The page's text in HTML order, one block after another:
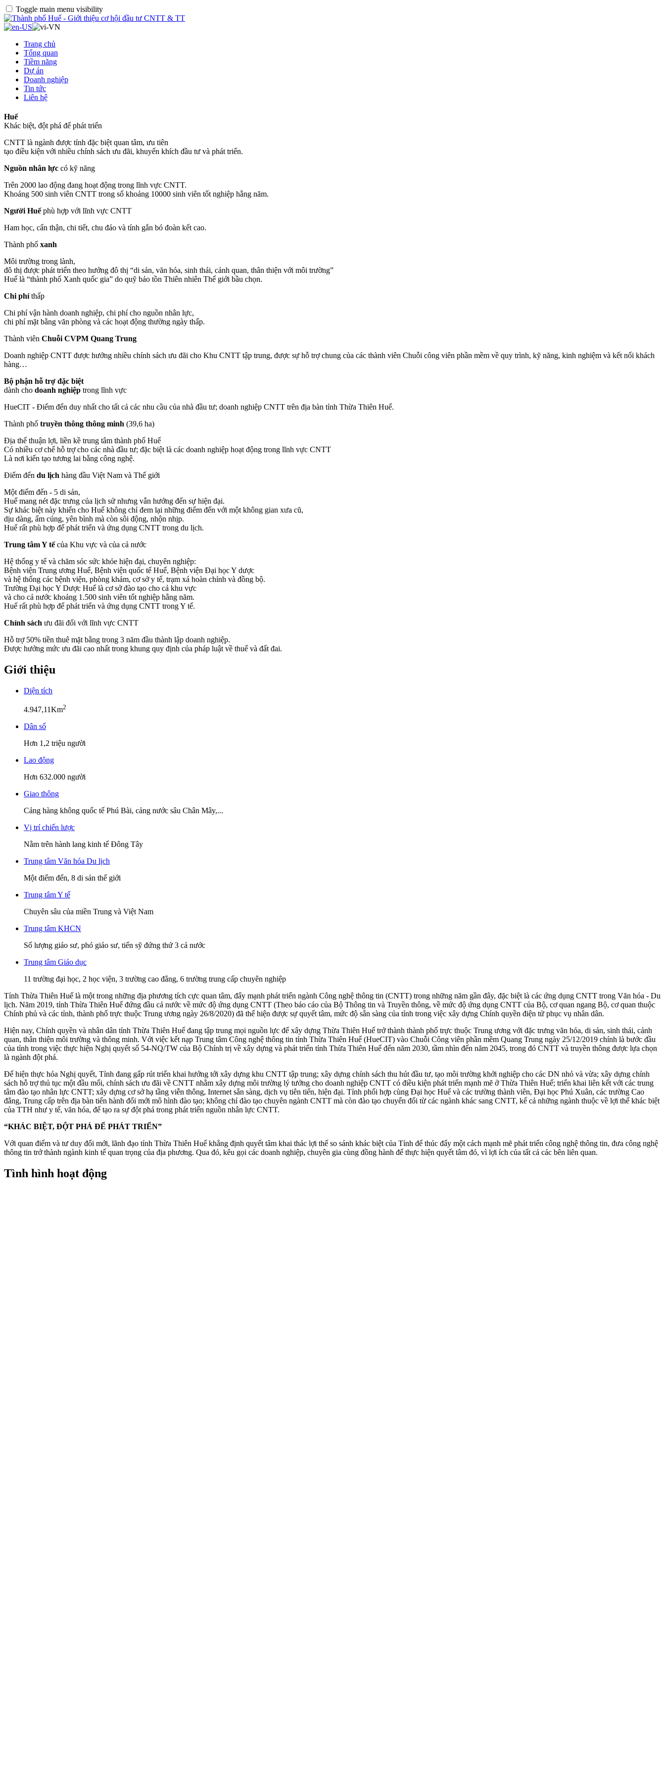
Toggle main menu visibility
Trang chủ
Tổng quan
Tiềm năng
Dự án
Doanh nghiệp
Tin tức
Liên hệ
Huế
Khác biệt, đột phá để phát triển
CNTT là ngành được tỉnh đặc biệt quan tâm, ưu tiên
tạo điều kiện với nhiều chính sách ưu đãi, khuyến khích đầu tư và phát triển.
Nguồn nhân lực có kỹ năng
Trên 2000 lao động đang hoạt động trong lĩnh vực CNTT.
Khoảng 500 sinh viên CNTT trong số khoảng 10000 sinh viên tốt nghiệp hằng năm.
Người Huếphù hợp với lĩnh vực CNTT
Ham học, cẩn thận, chi tiết, chu đáo và tính gắn bó đoàn kết cao.
Thành phố xanh
Môi trường trong lành,
đô thị được phát triển theo hướng đô thị “di sản, văn hóa, sinh thái, cảnh quan, thân thiện với môi trường”
Huế là “thành phố Xanh quốc gia” do quỹ bảo tồn Thiên nhiên Thế giới bầu chọn.
Chi phíthấp
Chi phí vận hành doanh nghiệp, chi phí cho nguồn nhân lực,
chi phí mặt bằng văn phòng và các hoạt động thường ngày thấp.
Thành viên Chuỗi CVPM Quang Trung
Doanh nghiệp CNTT được hưởng nhiều chính sách ưu đãi cho Khu CNTT tập trung, được sự hỗ trợ chung của các thành viên Chuỗi công viên phần mềm về quy trình, kỹ năng, kinh nghiệm và kết nối khách
hàng…
Bộ phận hỗ trợ đặc biệt
dành cho doanh nghiệp trong lĩnh vực
HueCIT - Điểm đến duy nhất cho tất cả các nhu cầu của nhà đầu tư; doanh nghiệp CNTT trên địa bàn tỉnh Thừa Thiên Huế.
Thành phố truyền thông thông minh (39,6 ha)
Địa thế thuận lợi, liền kề trung tâm thành phố Huế
Có nhiều cơ chế hỗ trợ cho các nhà đầu tư; đặc biệt là các doanh nghiệp hoạt động trong lĩnh vực CNTT
Là nơi kiến tạo tương lai bằng công nghệ.
Điểm đến du lịch hàng đầu Việt Nam và Thế giới
Một điểm đến - 5 di sản,
Huế mang nét đặc trưng của lịch sử nhưng vẫn hướng đến sự hiện đại.
Sự khác biệt này khiến cho Huế không chỉ đem lại những điểm đến với một không gian xưa cũ,
dịu dàng, ấm cúng, yên bình mà còn sôi động, nhộn nhịp.
Huế rất phù hợp để phát triển và ứng dụng CNTT trong du lịch.
Trung tâm Y tếcủa Khu vực và của cả nước
Hệ thống y tế và chăm sóc sức khỏe hiện đại, chuyên nghiệp:
Bệnh viện Trung ương Huế, Bệnh viện quốc tế Huế, Bệnh viện Đại học Y dược
và hệ thống các bệnh viện, phòng khám, cơ sở y tế, trạm xá hoàn chỉnh và đồng bộ.
Trường Đại học Y Dược Huế là cơ sở đào tạo cho cả khu vực
và cho cả nước khoảng 1.500 sinh viên tốt nghiệp hằng năm.
Huế rất phù hợp để phát triển và ứng dụng CNTT trong Y tế.
Chính sách ưu đãi đối với lĩnh vực CNTT
Hỗ trợ 50% tiền thuê mặt bằng trong 3 năm đầu thành lập doanh nghiệp.
Được hưởng mức ưu đãi cao nhất trong khung quy định của pháp luật về thuế và đất đai.
Giới thiệu
Diện tích
4.947,11Km2
Dân số
Hơn 1,2 triệu người
Lao động
Hơn 632.000 người
Giao thông
Cảng hàng không quốc tế Phú Bài, cảng nước sâu Chân Mây,...
Vị trí chiến lược
Nằm trên hành lang kinh tế Đông Tây
Trung tâm Văn hóa Du lịch
Một điểm đến, 8 di sản thế giới
Trung tâm Y tế
Chuyên sâu của miền Trung và Việt Nam
Trung tâm KHCN
Số lượng giáo sư, phó giáo sư, tiến sỹ đứng thứ 3 cả nước
Trung tâm Giáo dục
11 trường đại học, 2 học viện, 3 trường cao đẳng, 6 trường trung cấp chuyên nghiệp
Tỉnh Thừa Thiên Huế là một trong những địa phương tích cực quan tâm, đẩy mạnh phát triển ngành Công nghệ thông tin (CNTT) trong những năm gần đây, đặc biệt là các ứng dụng CNTT trong Văn hóa - Du
lịch. Năm 2019, tỉnh Thừa Thiên Huế đứng đầu cả nước về mức độ ứng dụng CNTT (Theo báo cáo của Bộ Thông tin và Truyền thông, về mức độ ứng dụng CNTT của Bộ, cơ quan ngang Bộ, cơ quan thuộc
Chính phủ và các tỉnh, thành phố trực thuộc Trung ương ngày 26/8/2020) đã thể hiện được sự quyết tâm, mức độ sẵn sàng của tỉnh trong việc xây dựng Chính quyền điện tử phục vụ nhân dân.
Hiện nay, Chính quyền và nhân dân tỉnh Thừa Thiên Huế đang tập trung mọi nguồn lực để xây dựng Thừa Thiên Huế trở thành thành phố trực thuộc Trung ương với đặc trưng văn hóa, di sản, sinh thái, cảnh
quan, thân thiện môi trường và thông minh. Với việc kết nạp Trung tâm Công nghệ thông tin tỉnh Thừa Thiên Huế (HueCIT) vào Chuỗi Công viên phần mềm Quang Trung ngày 25/12/2019 chính là bước đầu
của tỉnh trong việc thực hiện Nghị quyết số 54-NQ/TW của Bộ Chính trị về xây dựng và phát triển tỉnh Thừa Thiên Huế đến năm 2030, tầm nhìn đến năm 2045, trong đó CNTT và truyền thông được lựa chọn
là ngành đột phá.
Để hiện thực hóa Nghị quyết, Tỉnh đang gấp rút triển khai hướng tới xây dựng khu CNTT tập trung; xây dựng chính sách thu hút đầu tư, tạo môi trường khởi nghiệp cho các DN nhỏ và vừa; xây dựng chính
sách hỗ trợ thủ tục một đầu mối, chính sách ưu đãi về CNTT nhằm xây dựng môi trường lý tưởng cho doanh nghiệp CNTT có điều kiện phát triển mạnh mẽ ở Thừa Thiên Huế; triển khai liên kết với các trung
tâm đào tạo nhân lực CNTT; xây dựng cơ sở hạ tầng viễn thông, Internet sẵn sàng, dịch vụ tiên tiến, hiện đại. Tỉnh phối hợp cùng Đại học Huế và các trường thành viên, Đại học Phú Xuân, các trường Cao
đẳng, Trung cấp trên địa bàn tiến hành đổi mới mô hình đào tạo; không chỉ đào tạo chuyên ngành CNTT mà còn đào tạo chuyển đổi từ các ngành khác sang CNTT, kể cả những ngành thuộc về lợi thế khác biệt
của TTH như y tế, văn hóa, để tạo ra sự đột phá trong phát triển nguồn nhân lực CNTT.
“KHÁC BIỆT, ĐỘT PHÁ ĐỂ PHÁT TRIỂN”
Với quan điểm và tư duy đổi mới, lãnh đạo tỉnh Thừa Thiên Huế khẳng định quyết tâm khai thác lợi thế so sánh khác biệt của Tỉnh để thúc đẩy một cách mạnh mẽ phát triển công nghệ thông tin, đưa công nghệ
thông tin trở thành ngành kinh tế quan trọng của địa phương. Qua đó, kêu gọi các doanh nghiệp, chuyên gia cùng đồng hành để thực hiện quyết tâm đó, vì lợi ích của tất cả các bên liên quan.
Tình hình hoạt động